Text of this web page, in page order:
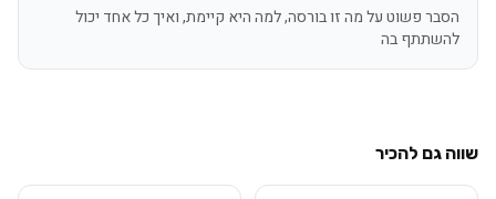
הסבר פשוט על מה זו בורסה, למה היא קיימת, ואיך כל אחד יכול
להשתתף בה
שווה גם להכיר